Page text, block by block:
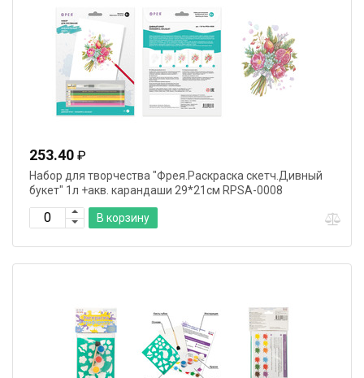
253.40 ₽
Набор для творчества "Фрея.Раскраска скетч.Дивный
букет" 1л +акв. карандаши 29*21см RPSA-0008
В корзину